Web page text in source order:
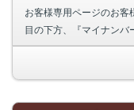
お客様専用ページのお客
目の下方、『マイナンバ